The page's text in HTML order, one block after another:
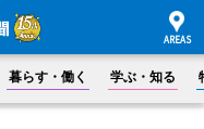
暮らす・働く 学ぶ・知る